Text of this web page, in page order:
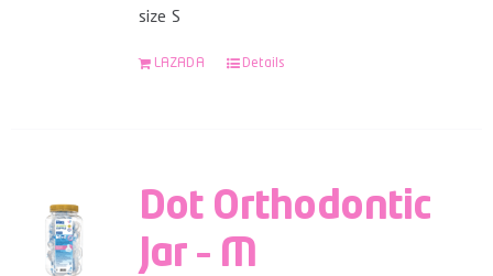
size S
LAZADA Details
Dot Orthodontic
Jar – M